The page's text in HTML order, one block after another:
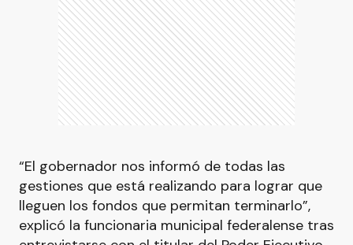
“El gobernador nos informó de todas las
gestiones que está realizando para lograr que
lleguen los fondos que permitan terminarlo”,
explicó la funcionaria municipal federalense tras